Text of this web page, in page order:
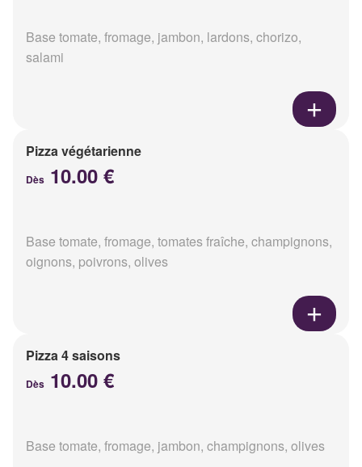
Base tomate, fromage, jambon, lardons, chorizo,
salami
Pizza végétarienne
Dès 10.00 €
Base tomate, fromage, tomates fraîche, champignons,
oignons, poivrons, olives
Pizza 4 saisons
Dès 10.00 €
Base tomate, fromage, jambon, champignons, olives